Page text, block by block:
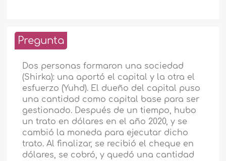
Pregunta
Dos personas formaron una sociedad
(Shirka): una aportó el capital y la otra el
esfuerzo (Yuhd). El dueño del capital puso
una cantidad como capital base para ser
gestionado. Después de un tiempo, hubo
un trato en dólares en el año 2020, y se
cambió la moneda para ejecutar dicho
trato. Al finalizar, se recibió el cheque en
dólares, se cobró, y quedó una cantidad